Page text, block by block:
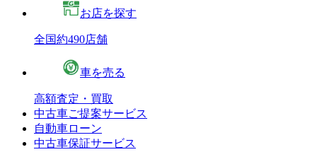
お店を探す
全国約490店舗
車を売る
高額査定・買取
中古車ご提案サービス
自動車ローン
中古車保証サービス